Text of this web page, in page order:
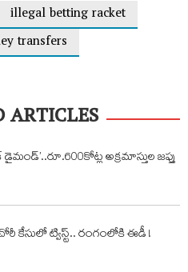
illegal betting racket
transfers
అక్రమాస్తుల జప్తు
ట్విస్ట్‌.. రంగంలోకి ఈడీ !